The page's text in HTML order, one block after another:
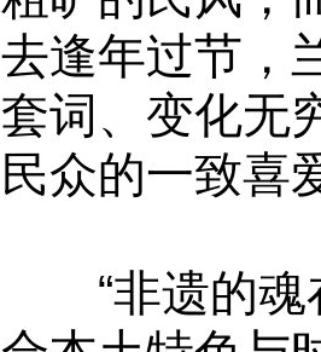
去逢年过节，
套词、变化无
民众的一致喜
“非遗的魂